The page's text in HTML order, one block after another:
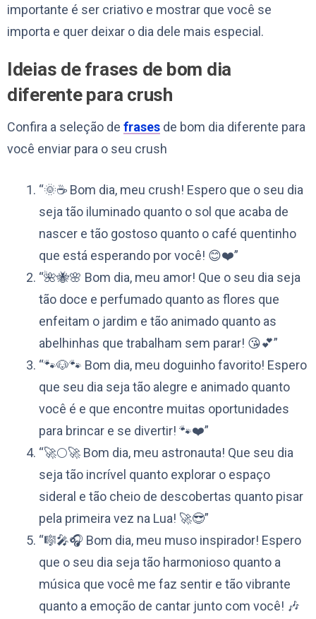
importante é ser criativo e mostrar que você se
importa e quer deixar o dia dele mais especial.
Ideias de frases de bom dia
diferente para crush
Confira a seleção de frases de bom dia diferente para
você enviar para o seu crush
“🌞☕️ Bom dia, meu crush! Espero que o seu dia
seja tão iluminado quanto o sol que acaba de
nascer e tão gostoso quanto o café quentinho
que está esperando por você! 😊❤️”
“🌺🐝🌸 Bom dia, meu amor! Que o seu dia seja
tão doce e perfumado quanto as flores que
enfeitam o jardim e tão animado quanto as
abelhinhas que trabalham sem parar! 😘💕”
“🐾🐶🐾 Bom dia, meu doguinho favorito! Espero
que seu dia seja tão alegre e animado quanto
você é e que encontre muitas oportunidades
para brincar e se divertir! 🐾❤️”
“🚀🌕🚀 Bom dia, meu astronauta! Que seu dia
seja tão incrível quanto explorar o espaço
sideral e tão cheio de descobertas quanto pisar
pela primeira vez na Lua! 🚀😎”
“🎼🎤🎧 Bom dia, meu muso inspirador! Espero
que o seu dia seja tão harmonioso quanto a
música que você me faz sentir e tão vibrante
quanto a emoção de cantar junto com você! 🎶